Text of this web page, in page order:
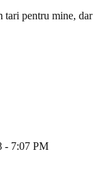
tari pentru mine, dar
- 7:07 PM